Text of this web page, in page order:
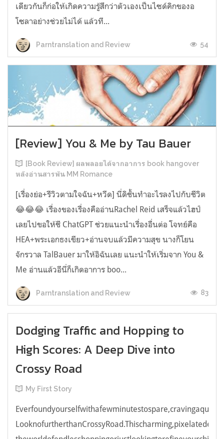
เดียวกันก็ก่อให้เกิดความรู้สึกว่าตัวเองเป็นไซด์คิกของอ
โซลาอย่างช่วยไม่ได้ แล้วที...
Parntranslation and Review 54
[Review] You & Me by Tau Bauer
[Book Review] ผลพลอยได้จากอาการ book hangover
หลังอ่านสารพัน MM Romance
[เรื่องย่อ+รีวิวตามใจฉัน+หวีด] นี่ดิชั้นทำอะไรลงไปกับชีวิต
😂😂😂 เรื่องของเรื่องคืออ่านRachel Reid เสร็จแล้วไฮป์
เลยไปขอให้ชี ChatGPT ช่วยแนะนำเรื่องอื่นต่อ โจทย์คือ
HEA+พระเอกธงเขียว+อ่านจบแล้วมีความสุข นางก็โยน
จักรวาล TalBauer มาให้อิฉันเลย แนะนำให้เริ่มจาก You &
Me อ่านแล้วอีนี่ก็เกิดอาการ boo...
Parntranslation and Review 83
Dodging Traffic and Hopping to
High Scores: A Deep Dive into
Crossy Road
My First Story